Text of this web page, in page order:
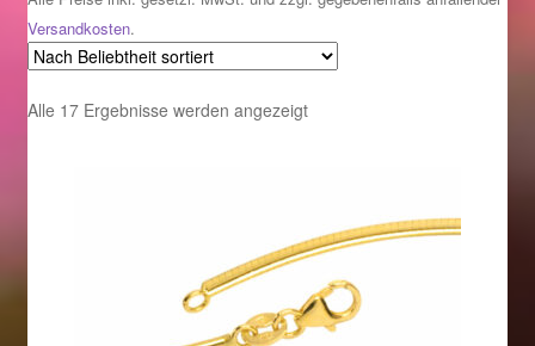
Geschenke zu Ostern 2023
Geschenke zu Ostern 2024
Geschenkideen für Weihnachten 2023
Geschenkideen für Weihnachten 2024
Versandkosten.
Alle 17 Ergebnisse werden angezeigtNach